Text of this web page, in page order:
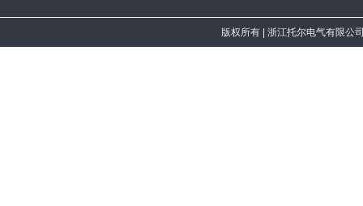
版权所有| 浙江托尔电气有限公